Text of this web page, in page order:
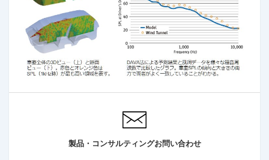
製品・コンサルティングお問い合わせ